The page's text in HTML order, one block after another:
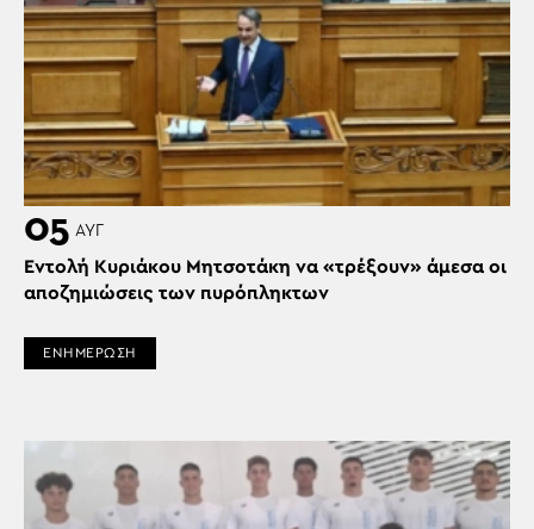
05 ΑΥΓ
Εντολή Κυριάκου Μητσοτάκη να «τρέξουν» άμεσα οι
αποζημιώσεις των πυρόπληκτων
ΕΝΗΜΕΡΩΣΗ